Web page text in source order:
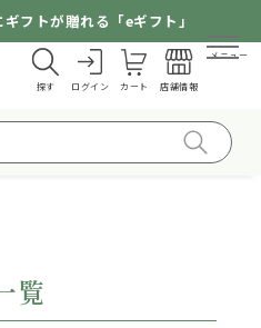
フトが贈れる「eギフト」
探す ログイン カート 店舗情報
メニュー
覧